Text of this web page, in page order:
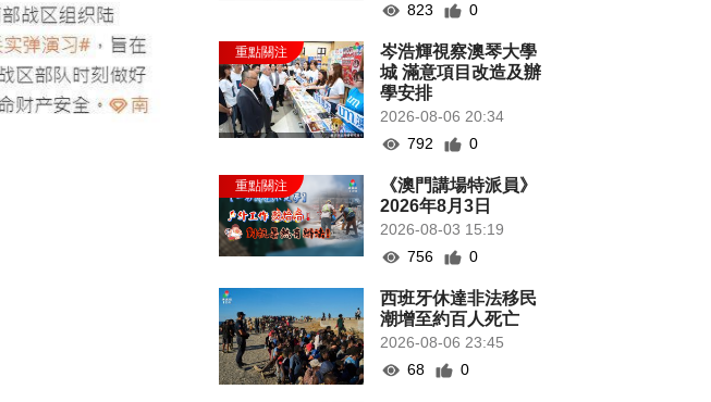
823
0
岑浩輝視察澳琴大學
城 滿意項目改造及辦
學安排
2026-08-06 20:34
792
0
《澳門講場特派員》
2026年8月3日
2026-08-03 15:19
756
0
西班牙休達非法移民
潮增至約百人死亡
2026-08-06 23:45
68
0